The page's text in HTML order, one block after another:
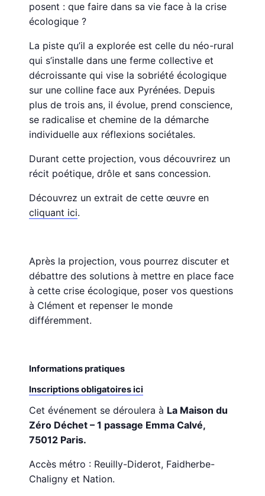
posent : que faire dans sa vie face à la crise
écologique ?
La piste qu’il a explorée est celle du néo-rural
qui s’installe dans une ferme collective et
décroissante qui vise la sobriété écologique
sur une colline face aux Pyrénées. Depuis
plus de trois ans, il évolue, prend conscience,
se radicalise et chemine de la démarche
individuelle aux réflexions sociétales.
Durant cette projection, vous découvrirez un
récit poétique, drôle et sans concession.
Découvrez un extrait de cette œuvre en
cliquant ici.
Après la projection, vous pourrez discuter et
débattre des solutions à mettre en place face
à cette crise écologique, poser vos questions
à Clément et repenser le monde
différemment.
Informations pratiques
Inscriptions obligatoires ici
Cet événement se déroulera à La Maison du
Zéro Déchet – 1 passage Emma Calvé,
75012 Paris.
Accès métro : Reuilly-Diderot, Faidherbe-
Chaligny et Nation.